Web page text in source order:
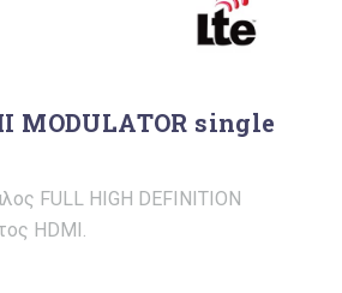
MODULATOR single
FULL HIGH DEFINITION
HDMI.